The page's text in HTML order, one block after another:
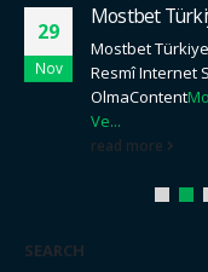
29
Nov
Mostbet
Mostbet
Resmî Internet
OlmaContent
Ve...
read more
SEARCH